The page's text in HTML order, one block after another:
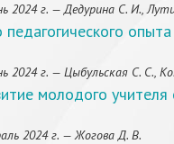
г. — Дедурина С. И.,
г. — Цыбульская С. С.,
молодого
2024 г. — Жогова Д. В.